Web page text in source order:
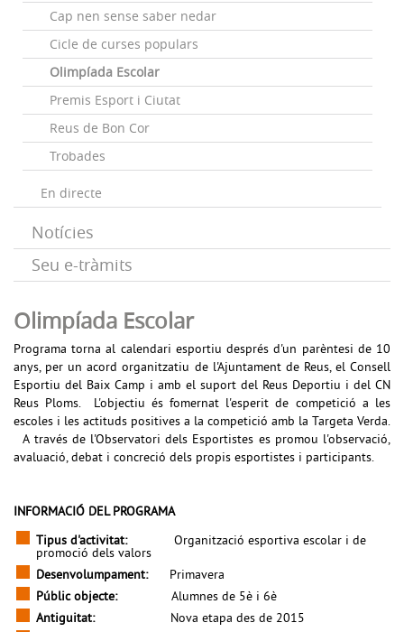
Cap nen sense saber nedar
Cicle de curses populars
Olimpíada Escolar
Premis Esport i Ciutat
Reus de Bon Cor
Trobades
En directe
Notícies
Seu e-tràmits
Olimpíada Escolar
Programa torna al calendari esportiu després d'un parèntesi de 10
anys, per un acord organitzatiu de l'Ajuntament de Reus, el Consell
Esportiu del Baix Camp i amb el suport del Reus Deportiu i del CN
Reus Ploms. L'objectiu és fomernat l'esperit de competició a les
escoles i les actituds positives a la competició amb la Targeta Verda.
A través de l'Observatori dels Esportistes es promou l'observació,
avaluació, debat i concreció dels propis esportistes i participants.
INFORMACIÓ DEL PROGRAMA
Tipus d'activitat: Organització esportiva escolar i de
promoció dels valors
Desenvolumpament:Primavera
Públic objecte:Alumnes de 5è i 6è
Antiguitat: Nova etapa des de 2015